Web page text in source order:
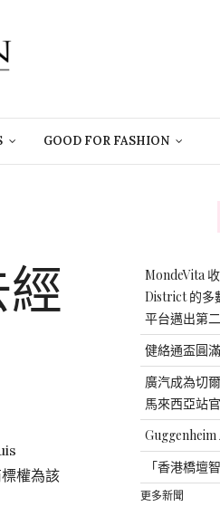
GOOD FOR FASHION
權為該
MondeVita
District 的多
平台邁出第
健絡通盃圓
廣汽成為切
馬來西亞站
「香港橋壇
更多新聞